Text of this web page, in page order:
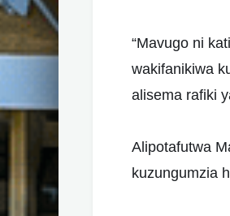
“Mavugo ni
wakifanikiwa
alisema rafiki
Alipotafutwa
kuzungumzia